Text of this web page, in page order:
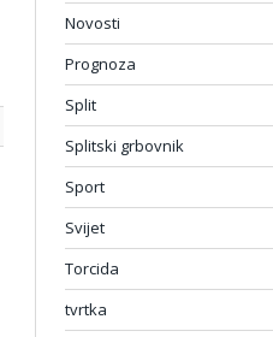
Novosti
Prognoza
Split
Splitski grbovnik
Sport
Svijet
Torcida
tvrtka